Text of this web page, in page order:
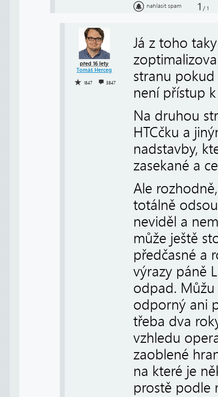
nahlásit spam 1 / 1
před 16 lety
Tomáš Herceg
1847 3847
Já z toho
stranu
není přístup
Na druhou
HTCčku a
nadstavby,
zasekané a
Ale
totálně
neviděl a
může ještě
předčasné a
výrazy páně
odpad. Můžu
odporný ani
třeba dva
vzhledu
zaoblené
na které je
prostě podle